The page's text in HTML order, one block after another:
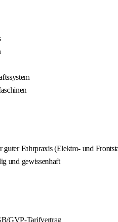
guter Fahrpraxis (Elektro- und
und gewissenhaft
GVP-Tarifvertrag